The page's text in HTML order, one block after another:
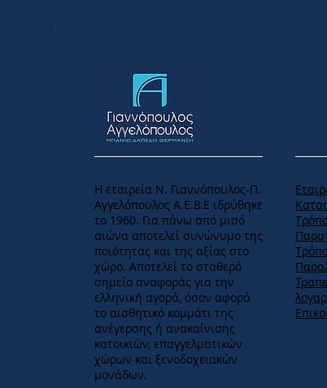
Η εταιρεία Ν. Γιαννόπουλος-Π.
Αγγελόπουλος Α.Ε.Β.Ε ιδρύθηκε
το 1960. Για πάνω από μισό
αιώνα αποτελεί συνώνυμο της
ποιότητας και της αξίας στο
χώρο. Αποτελεί το σταθερό
σημείο αναφοράς για την
ελληνική αγορά, όσον αφορά
το αισθητικό κομμάτι της
ανέγερσης ή ανακαίνισης
κατοικιών, επαγγελματικών
χώρων και ξενοδοχειακών
μονάδων.